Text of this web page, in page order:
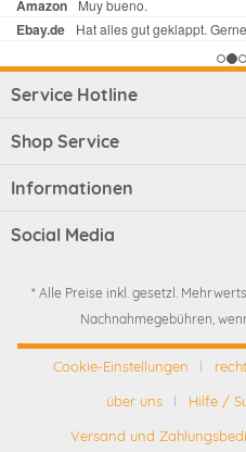
Service Hotline
Shop Service
Informationen
Social Media
* Alle Preise inkl. gesetzl.
Nachnahmegebühren,
Cookie-Einstellungen
über uns
Hilfe /
Versand und